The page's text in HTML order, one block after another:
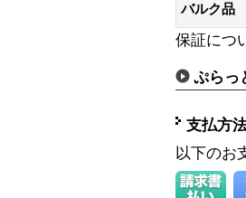
バルク
保証につ
ぷらっ
支払方
以下のお